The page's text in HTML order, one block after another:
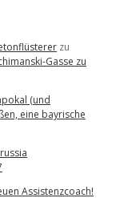
zu
Gasse zu
(und
eine bayrische
Assistenzcoach!